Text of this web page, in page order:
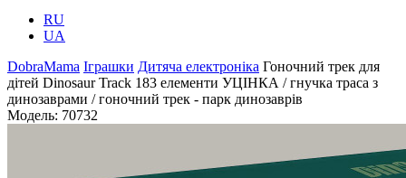
RU
UA
DobraMama Іграшки Дитяча електроніка Гоночний трек для
дітей Dinosaur Track 183 елементи УЦІНКА / гнучка траса з
динозаврами / гоночний трек - парк динозаврів
Модель: 70732